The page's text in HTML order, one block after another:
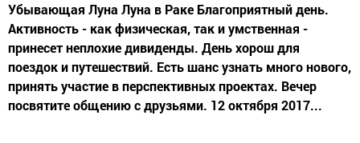
Убывающая Луна Луна в Раке Благоприятный день.
Активность - как физическая, так и умственная -
принесет неплохие дивиденды. День хорош для
поездок и путешествий. Есть шанс узнать много нового,
принять участие в перспективных проектах. Вечер
посвятите общению с друзьями. 12 октября 2017...